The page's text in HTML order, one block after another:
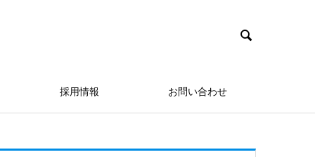

採用情報 お問い合わせ